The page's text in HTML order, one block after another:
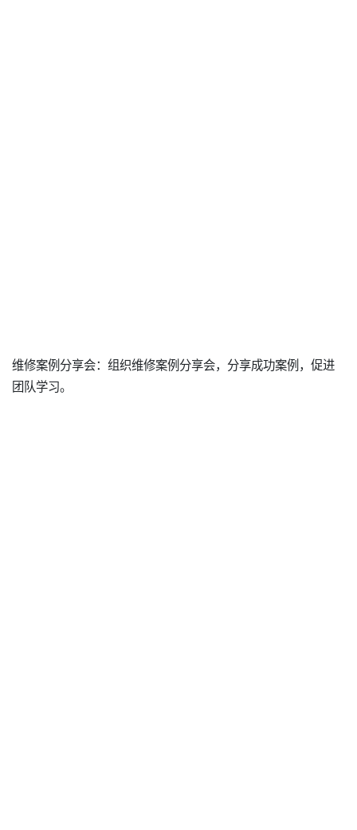
维修案例分享会：组织维修案例分享会，分享成功案例，促进
团队学习。